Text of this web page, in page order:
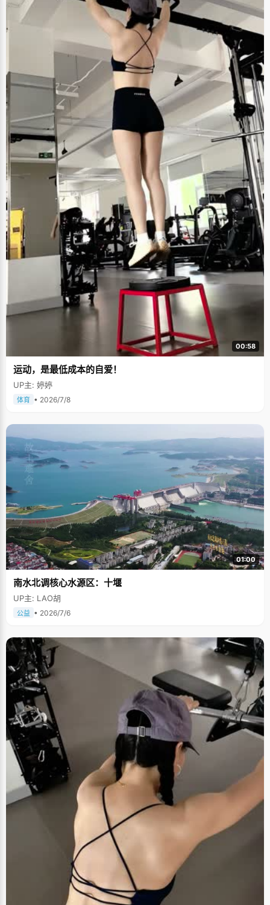
00:58
运动，是最低成本的自爱！
UP主: 婷婷
体育 • 2026/7/8
01:00
南水北调核心水源区：十堰
UP主: LAO胡
公益 • 2026/7/6